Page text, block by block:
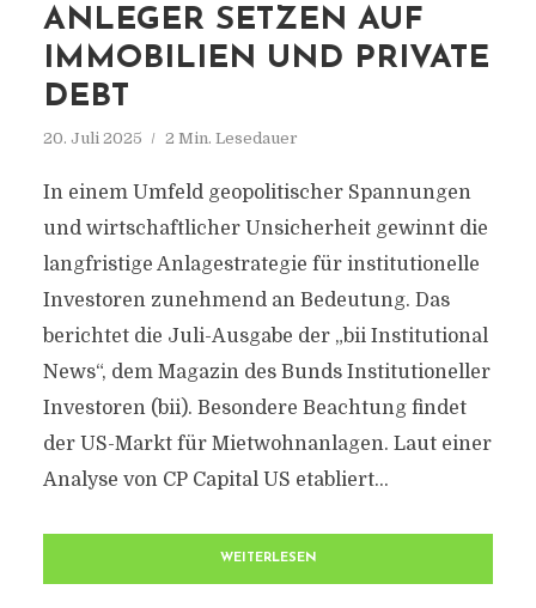
ANLEGER SETZEN AUF
IMMOBILIEN UND PRIVATE
DEBT
20. Juli 2025 2 Min. Lesedauer
In einem Umfeld geopolitischer Spannungen
und wirtschaftlicher Unsicherheit gewinnt die
langfristige Anlagestrategie für institutionelle
Investoren zunehmend an Bedeutung. Das
berichtet die Juli-Ausgabe der „bii Institutional
News“, dem Magazin des Bunds Institutioneller
Investoren (bii). Besondere Beachtung findet
der US-Markt für Mietwohnanlagen. Laut einer
Analyse von CP Capital US etabliert...
WEITERLESEN